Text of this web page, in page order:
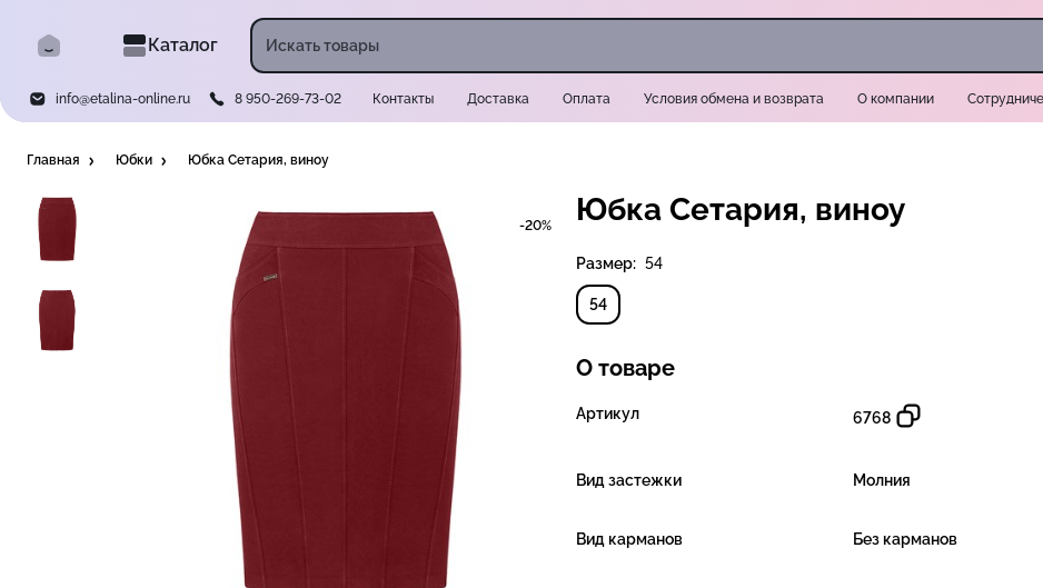
Каталог
info@etalina-online.ru 8 950-269-73-02 Контакты Доставка Оплата Условия обмена и возврата О компании
Главная Юбки Юбка Сетария, виноу
-20% Юбка Сетария, виноу
Размер: 54
54
О товаре
Артикул 6768
Вид застежки Молния
Вид карманов Без карманов